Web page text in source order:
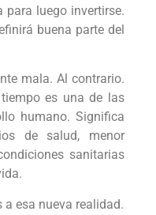
luego invertirse.
buena parte del
mala. Al contrario.
es una de las
humano. Significa
de salud, menor
sanitarias
esa nueva realidad.